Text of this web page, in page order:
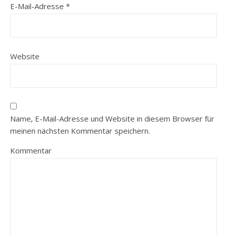
E-Mail-Adresse *
Website
Name, E-Mail-Adresse und Website in diesem Browser für
meinen nächsten Kommentar speichern.
Kommentar